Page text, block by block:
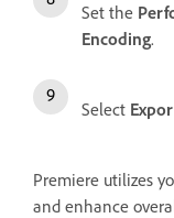
Set the
Encoding.
Select
Premiere utilizes
and enhance